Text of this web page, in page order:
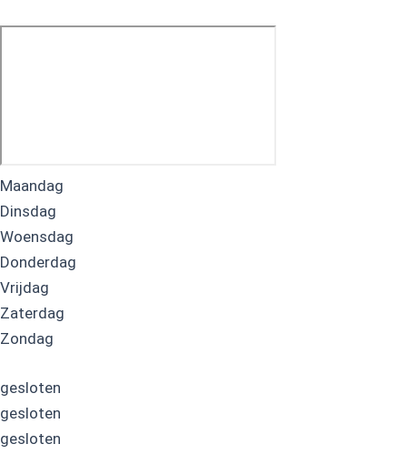
Maandag
Dinsdag
Woensdag
Donderdag
Vrijdag
Zaterdag
Zondag
gesloten
gesloten
gesloten